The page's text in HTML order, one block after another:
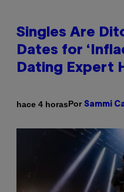
Singles Are
Dates for
Dating Expert
hace 4 horasPor Sammi